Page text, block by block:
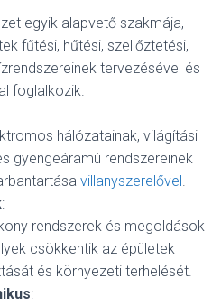
egyik alapvető szakmája,
fűtési, hűtési, szellőztetési,
tervezésével és
foglalkozik.
hálózatainak, világítási
gyengeáramú rendszereinek
villanyszerelővel
:
rendszerek és megoldások
csökkentik az épületek
és környezeti terhelését.
: